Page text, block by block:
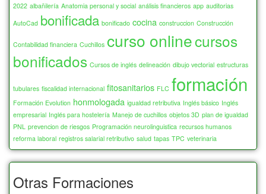
2022 albañilería Anatomia personal y social análisis financieros app auditorias
AutoCad bonificada bonificado cocina construccion Construcción
Contabilidad financiera Cuchillos curso onlinecursos
bonificados Cursos de inglés delineación dibujo vectorial estructuras
tubulares fiscalidad internacional fitosanitarios FLC formación
Formación Evolution honmologada igualdad retributiva Inglés básico Inglés
empresarial Inglés para hostelería Manejo de cuchillos objetos 3D plan de igualdad
PNL prevencion de riesgos Programación neurolinguistica recursos humanos
reforma laboral registros salarial retributivo salud tapas TPC veterinaria
Otras Formaciones